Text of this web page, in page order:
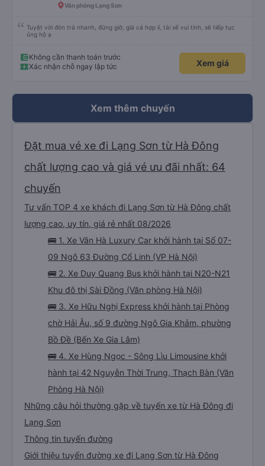
Văn phòng Lạng Sơn
Tuyệt vời đón trả nhanh, đúng giờ, giá cả hợp lí, tài xế vui tính, sẽ tiếp tục
ủng hộ ạ
Không cần thanh toán trước
Xác nhận chỗ ngay lập tức
Xem giá
Xem thêm chuyến
Đặt mua vé xe đi Lạng Sơn từ Hà Đông
chất lượng cao và giá vé ưu đãi nhất: 64
chuyến
Tư vấn TOP 4 xe khách đi Lạng Sơn từ Hà Đông chất
lượng cao, uy tín, giá rẻ nhất 08/2026
🚌 1. Xe Vân Hà Luxury Car khởi hành tại Số 07-
09 Ngõ 63 Đường Cổ Linh (VP Hà Nội)
🚌 2. Xe Duy Quang Bus khởi hành tại N20-N21
Khu đô thị Sài Đồng (Văn phòng Hà Nội)
🚌 3. Xe Hữu Nghị Express khởi hành tại Phòng
chờ Hải Âu, số 9 đường Ngô Gia Khảm, phường
Bồ Đề (Bến Xe Gia Lâm)
🚌 4. Xe Hùng Ngọc - Sông Lìu Limousine khởi
hành tại 42 Nguyễn Thời Trung, Thạch Bàn (Văn
Phòng Hà Nội)
Những câu hỏi thường gặp về tuyến xe từ Hà Đông đi
Lạng Sơn
Thông tin tuyến đường
Giới thiệu tuyến đường xe đi Lạng Sơn từ Hà Đông